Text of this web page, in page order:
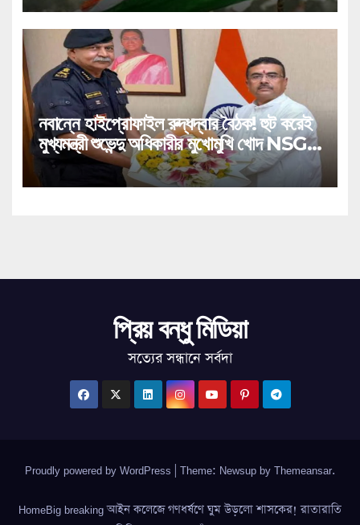
নবান্নে হাইপ্রোফাইল রুদ্ধদ্বার বৈঠক! হুট করেই
মুখ্যমন্ত্রী শুভেন্দু অধিকারীর মুখোমুখি খোদ NSG
প্রধান!
প্রিয় বন্ধু মিডিয়া
সত্যের সন্ধানে সর্বদা
Proudly powered by WordPress Theme: Newsup by Themeansar.
HomeBig breaking আইন কলেজে গণধর্ষণে ঘুম উড়লো শাসকের! রাতারাতি